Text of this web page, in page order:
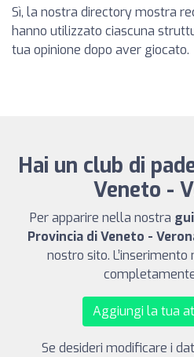
Sì, la nostra directory mostra
hanno utilizzato ciascuna
tua opinione dopo aver giocato.
Hai un club di
Veneto -
Per apparire nella nostra
Provincia di Veneto -
nostro sito.
Aggiungi la tua
Se desideri modificare i